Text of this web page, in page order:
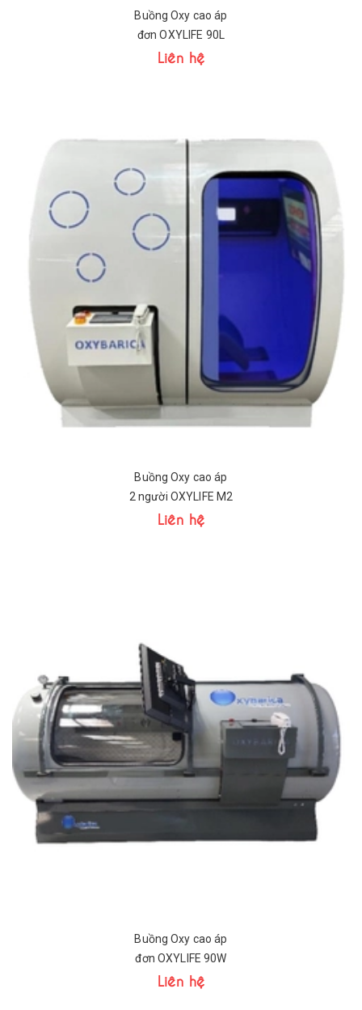
Buồng Oxy cao áp
đơn OXYLIFE 90L
Liên hệ
Buồng Oxy cao áp
2 người OXYLIFE M2
Liên hệ
Buồng Oxy cao áp
đơn OXYLIFE 90W
Liên hệ